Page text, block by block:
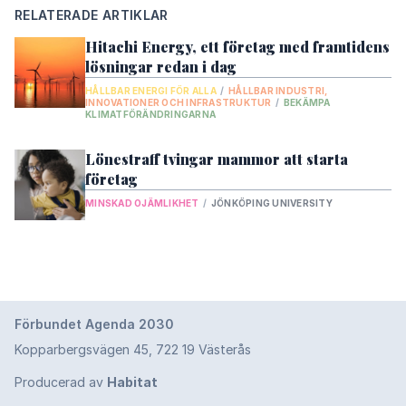
GLOBALA MÅL
1. Ingen fattigdom
3. God hälsa och välbefinnande
4. God utbildning för alla
8. Anständiga arbetsvillkor och ekonomisk
tillväxt
9. Hållbar industri, innovationer och
RELATERADE ARTIKLAR
Hitachi Energy, ett företag med framtidens
lösningar redan i dag
HÅLLBAR ENERGI FÖR ALLA / HÅLLBAR INDUSTRI,
INNOVATIONER OCH INFRASTRUKTUR / BEKÄMPA
KLIMATFÖRÄNDRINGARNA
Lönestraff tvingar mammor att starta
företag
MINSKAD OJÄMLIKHET / JÖNKÖPING UNIVERSITY
Förbundet Agenda 2030
Kopparbergsvägen 45, 722 19 Västerås
Producerad av Habitat